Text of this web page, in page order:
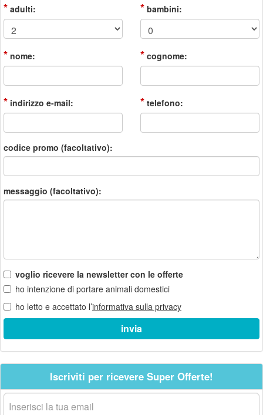
* adulti: * bambini:
* nome: * cognome:
* indirizzo e-mail: * telefono:
codice promo (facoltativo):
messaggio (facoltativo):
voglio ricevere la newsletter con le offerte
ho intenzione di portare animali domestici
ho letto e accettato l’informativa sulla privacy
Iscriviti per ricevere Super Offerte!
La
tua